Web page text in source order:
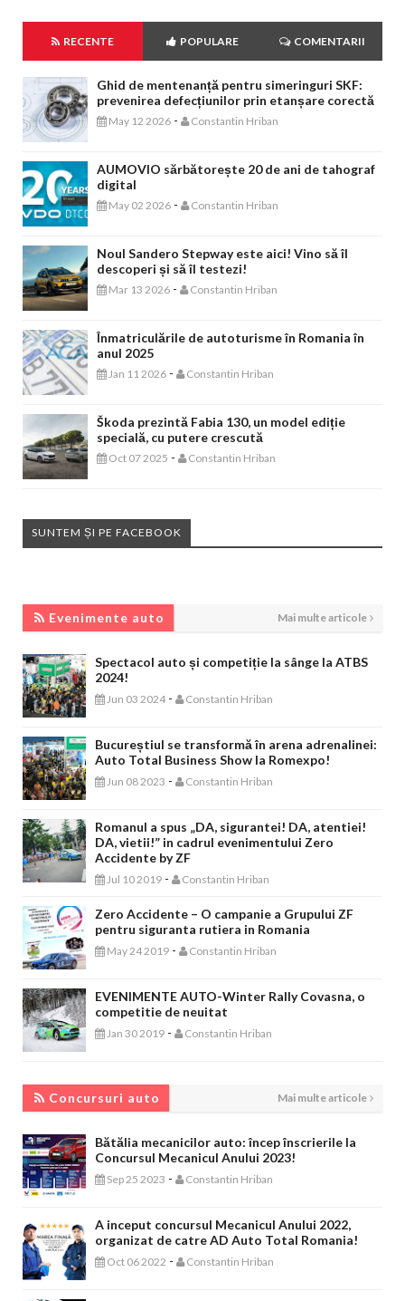
RECENTE POPULARE COMENTARII
Ghid de mentenanță pentru simeringuri SKF:
prevenirea defecțiunilor prin etanșare corectă
May 12 2026 - Constantin Hriban
AUMOVIO sărbătorește 20 de ani de tahograf
digital
May 02 2026 - Constantin Hriban
Noul Sandero Stepway este aici! Vino să îl
descoperi și să îl testezi!
Mar 13 2026 - Constantin Hriban
Înmatriculările de autoturisme în Romania în
anul 2025
Jan 11 2026 - Constantin Hriban
Škoda prezintă Fabia 130, un model ediție
specială, cu putere crescută
Oct 07 2025 - Constantin Hriban
SUNTEM ȘI PE FACEBOOK
Evenimente auto Mai multe articole
Spectacol auto și competiție la sânge la ATBS
2024!
Jun 03 2024 - Constantin Hriban
Bucureștiul se transformă în arena adrenalinei:
Auto Total Business Show la Romexpo!
Jun 08 2023 - Constantin Hriban
Romanul a spus „DA, sigurantei! DA, atentiei!
DA, vietii!” in cadrul evenimentului Zero
Accidente by ZF
Jul 10 2019 - Constantin Hriban
Zero Accidente – O campanie a Grupului ZF
pentru siguranta rutiera in Romania
May 24 2019 - Constantin Hriban
EVENIMENTE AUTO-Winter Rally Covasna, o
competitie de neuitat
Jan 30 2019 - Constantin Hriban
Concursuri auto Mai multe articole
Bătălia mecanicilor auto: încep înscrierile la
Concursul Mecanicul Anului 2023!
Sep 25 2023 - Constantin Hriban
A inceput concursul Mecanicul Anului 2022,
organizat de catre AD Auto Total Romania!
Oct 06 2022 - Constantin Hriban